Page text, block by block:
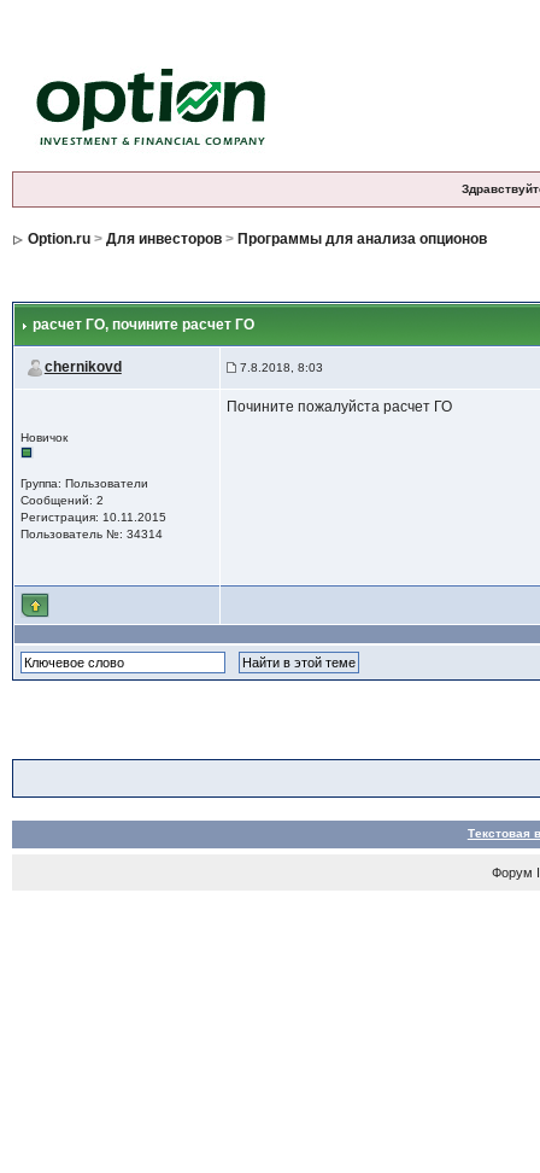
Option.ru> Для инвесторов> Программы для анализа опционов
расчет ГО, почините расчет ГО
chernikovd 7.8.2018, 8:03
Новичок
Группа: Пользователи
Сообщений: 2
Регистрация: 10.11.2015
Пользователь №: 34314
Почините пожалуйста расчет ГО
Текстовая
Форум